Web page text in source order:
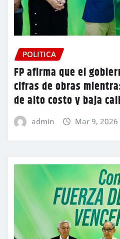
POLITICA
FP afirma que el
cifras de obras
de alto costo y baja
admin Mar 9, 2026